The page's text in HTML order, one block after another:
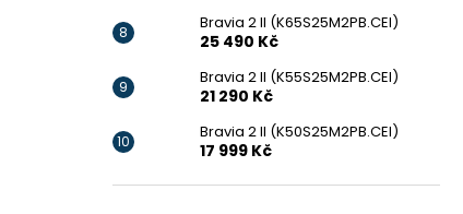
Bravia 2 II (K65S25M2PB.CEI)
25 490 Kč
Bravia 2 II (K55S25M2PB.CEI)
21 290 Kč
Bravia 2 II (K50S25M2PB.CEI)
17 999 Kč